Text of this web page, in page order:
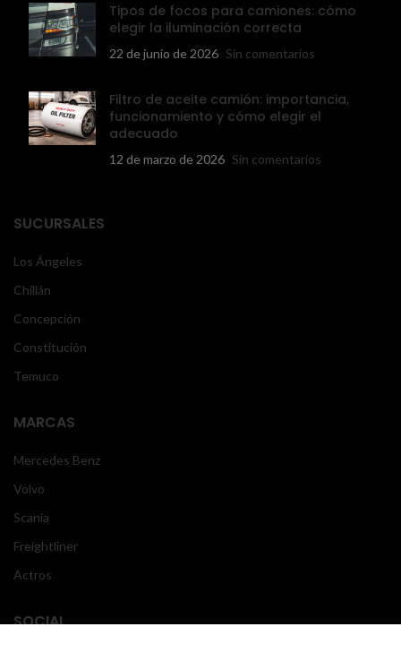
Tipos de focos para camiones: cómo
elegir la iluminación correcta
22 de junio de 2026 Sin comentarios
Filtro de aceite camión: importancia,
funcionamiento y cómo elegir el
adecuado
12 de marzo de 2026 Sin comentarios
SUCURSALES
Los Ángeles
Chillán
Concepción
Constitución
Temuco
MARCAS
Mercedes Benz
Volvo
Scania
Freightliner
Actros
SOCIAL